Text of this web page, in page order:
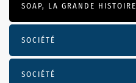
SOAP, LA GRANDE HISTOIRE
SOCIÉTÉ
SOCIÉTÉ